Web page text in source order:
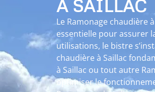
À SAILLAC
Le Ramonage chaudière
essentielle pour assurer
utilisations, le bistre
chaudière à Saillac
à Saillac ou tout autre
optimiser le